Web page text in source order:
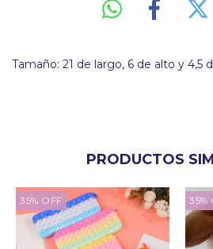
Tamaño: 21 de largo, 6 de alto y 4,5
PRODUCTOS
35% OFF 35%